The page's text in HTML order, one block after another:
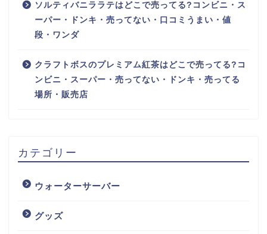
ソルティバニララテはどこで売ってる?コンビニ・ス
ーパー・ドンキ・売ってない・口コミうまい・値
段・ワンダ
クラフトボスのプレミアム紅茶はどこで売ってる?コ
ンビニ・スーパー・売ってない・ドンキ・売ってる
場所・販売店
カテゴリー
ウォーターサーバー
グッズ